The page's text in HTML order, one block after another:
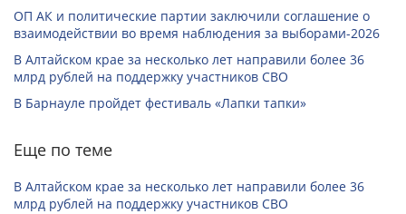
ОП АК и политические партии заключили соглашение о
взаимодействии во время наблюдения за выборами-2026
В Алтайском крае за несколько лет направили более 36
млрд рублей на поддержку участников СВО
В Барнауле пройдет фестиваль «Лапки тапки»
Еще по теме
В Алтайском крае за несколько лет направили более 36
млрд рублей на поддержку участников СВО